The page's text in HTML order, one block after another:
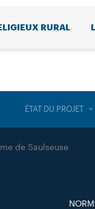
RURAL
ÉTAT DU PROJET
de Saulseuse